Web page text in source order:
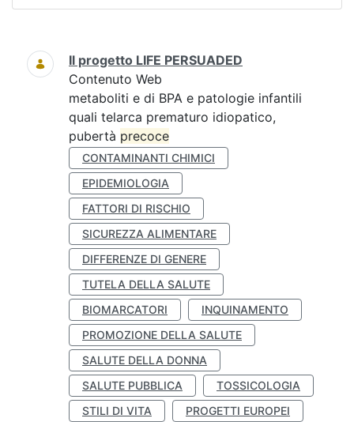
Ricerca
Il progetto LIFE PERSUADED
Contenuto Web
metaboliti e di BPA e patologie infantili
quali telarca prematuro idiopatico,
pubertà precoce
CONTAMINANTI CHIMICI
EPIDEMIOLOGIA
FATTORI DI RISCHIO
SICUREZZA ALIMENTARE
DIFFERENZE DI GENERE
TUTELA DELLA SALUTE
BIOMARCATORI
INQUINAMENTO
PROMOZIONE DELLA SALUTE
SALUTE DELLA DONNA
SALUTE PUBBLICA
TOSSICOLOGIA
STILI DI VITA
PROGETTI EUROPEI